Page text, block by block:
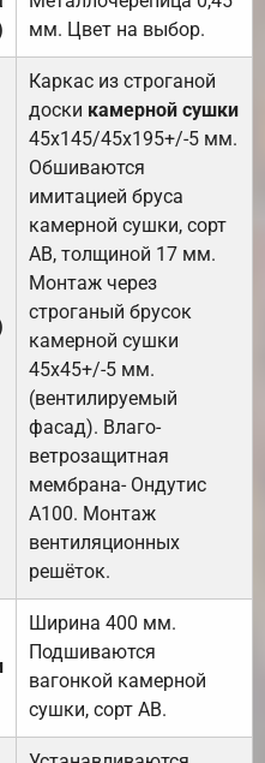
мм. Цвет на выбор.
Каркас из строганой
доски камерной сушки
45х145/45х195+/-5 мм.
Обшиваются
имитацией бруса
камерной сушки, сорт
АВ, толщиной 17 мм.
Монтаж через
строганый брусок
камерной сушки
45х45+/-5 мм.
(вентилируемый
фасад). Влаго-
ветрозащитная
мембрана- Ондутис
А100. Монтаж
вентиляционных
решёток.
Ширина 400 мм.
Подшиваются
вагонкой камерной
сушки, сорт АВ.